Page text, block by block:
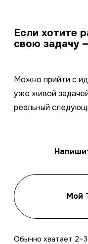
Если хотите
свою задачу
Можно прийти с
уже живой
реальный
Мой
Обычно хватает